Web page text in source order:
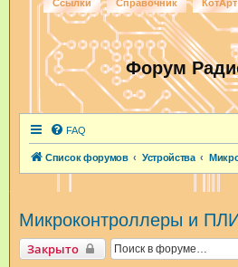
Ссылки Справочник КотАрт
Форум
FAQ
Список форумов Устройства
Микроконтроллеры и
Закрыто